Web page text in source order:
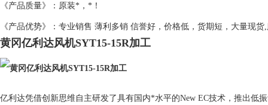
《产品质量》：原装*，*！
《产品优势》：专业销售 薄利多销 信誉好，价格低，货期短，大量现
黄冈亿利达风机SYT15-15R加工
亿利达凭借创新思维自主研发了具有国内*水平的New EC技术，推出低